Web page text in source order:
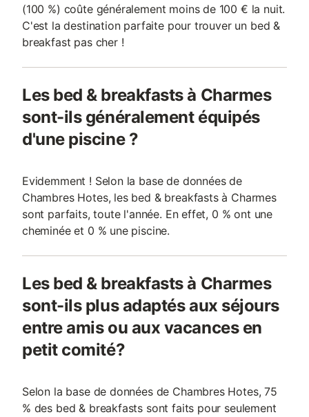
(100 %) coûte généralement moins de 100 € la nuit.
C'est la destination parfaite pour trouver un bed &
breakfast pas cher !
Les bed & breakfasts à Charmes
sont-ils généralement équipés
d'une piscine ?
Evidemment ! Selon la base de données de
Chambres Hotes, les bed & breakfasts à Charmes
sont parfaits, toute l'année. En effet, 0 % ont une
cheminée et 0 % une piscine.
Les bed & breakfasts à Charmes
sont-ils plus adaptés aux séjours
entre amis ou aux vacances en
petit comité?
Selon la base de données de Chambres Hotes, 75
% des bed & breakfasts sont faits pour seulement